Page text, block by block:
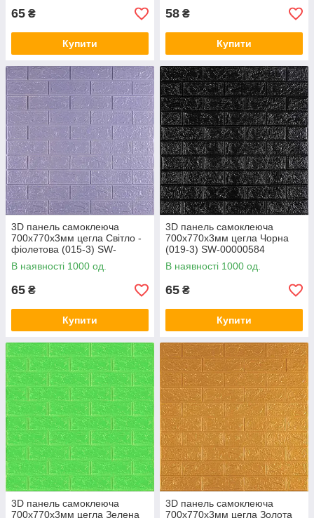
65 ₴
Купити
58 ₴
Купити
3D панель самоклеюча
700х770х3мм цегла Світло -
фіолетова (015-3) SW-
00000574
В наявності 1000 од.
65 ₴
Купити
3D панель самоклеюча
700х770х3мм цегла Чорна
(019-3) SW-00000584
В наявності 1000 од.
65 ₴
Купити
3D панель самоклеюча
700х770х3мм цегла Зелена
3D панель самоклеюча
700х770х3мм цегла Золота